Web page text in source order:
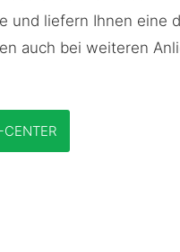
und liefern Ihnen eine
auch bei weiteren